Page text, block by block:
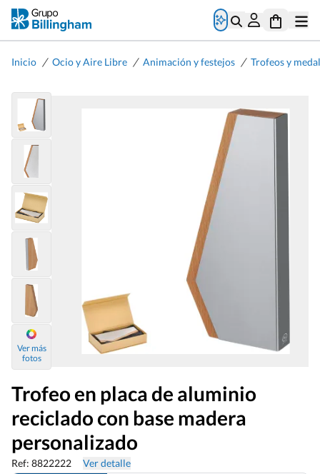
Inicio / Ocio y Aire Libre / Animación y festejos / Trofeos y
Ver más
fotos
Trofeo en placa de aluminio
reciclado con base madera
personalizado
Ref: 8822222 Ver detalle